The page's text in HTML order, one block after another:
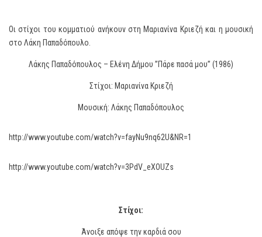
Οι στίχοι του κομματιού ανήκουν στη Μαριανίνα Κριεζή και η μουσική
στο Λάκη Παπαδόπουλο.
Λάκης Παπαδόπουλος – Ελένη Δήμου ”Πάρε πασά μου” (1986)
Στίχοι: Μαριανίνα Κριεζή
Μουσική: Λάκης Παπαδόπουλος
http://www.youtube.com/watch?v=fayNu9nq62U&NR=1
http://www.youtube.com/watch?v=3PdV_eXOUZs
Στίχοι:
Άνοιξε απόψε την καρδιά σου